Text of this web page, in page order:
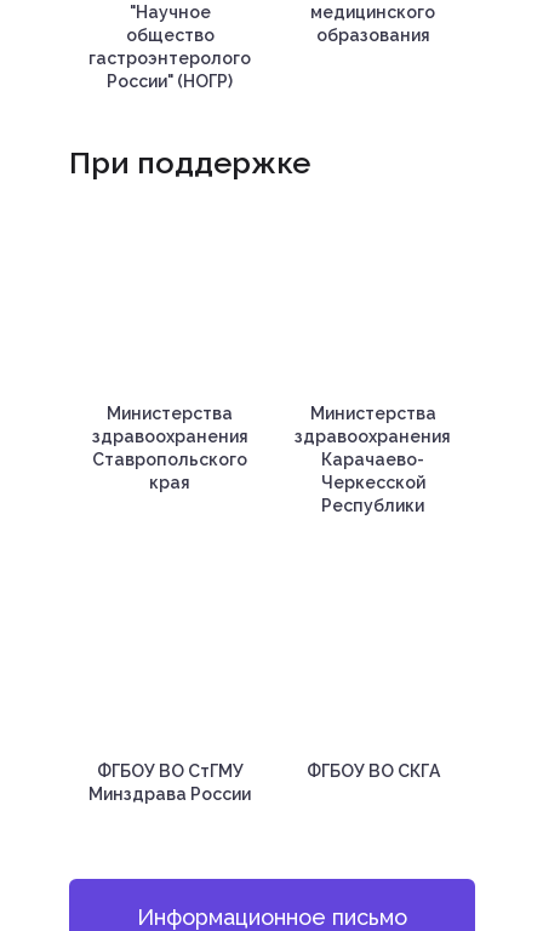
"Научное
общество
гастроэнтерологов
России" (НОГР)
медицинского
образования
При поддержке
Министерства
здравоохранения
Ставропольского
края
Министерства
здравоохранения
Карачаево-
Черкесской
Республики
ФГБОУ ВО СтГМУ
Минздрава России
ФГБОУ ВО СКГА
Информационное письмо